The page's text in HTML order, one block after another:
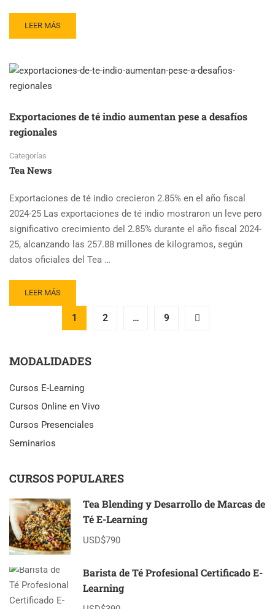
READ
MORE
Y
YOGA
PATANJALI:
UN
HACIA
LA
Y
LA
INTROSPECCIÓN
LEER MÁS
Exportaciones de té indio aumentan pese a desafíos
regionales
Categorías
Tea News
Exportaciones de té indio crecieron 2.85% en el año fiscal
2024-25 Las exportaciones de té indio mostraron un leve pero
significativo crecimiento del 2.85% durante el año fiscal 2024-
25, alcanzando las 257.88 millones de kilogramos, según
datos oficiales del Tea …
READ
MORE
EXPORTACIONES
INDIO
PESE
A
REGIONALES
LEER MÁS
1 2 … 9
MODALIDADES
Cursos E-Learning
Cursos Online en Vivo
Cursos Presenciales
Seminarios
CURSOS POPULARES
Tea Blending y Desarrollo de Marcas de
Té E-Learning
USD$790
Barista de Té Profesional Certificado E-
Learning